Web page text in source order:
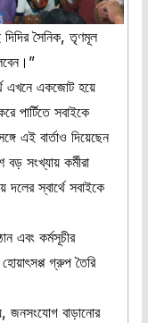
সৈনিক, তৃণমূল
এখনে একজোট হয়ে
পার্টিতে সবাইকে
এই বার্তাও দিয়েছেন
সংখ্যায় কর্মীরা
স্বার্থে সবাইকে
এবং কর্মসূচীর
গ্রুপ তৈরি
জনসংযোগ বাড়ানোর